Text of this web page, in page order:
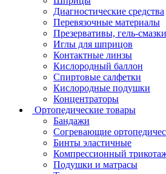
Диагностические средства
Перевязочные материалы
Презервативы, гель-смазки
Иглы для шприцов
Контактные линзы
Кислородный баллон
Спиртовые салфетки
Кислородные подушки
Концентраторы
Ортопедические товары
Бандажи
Согревающие
Бинты эластичные
Компрессионный
Подушки и матрасы